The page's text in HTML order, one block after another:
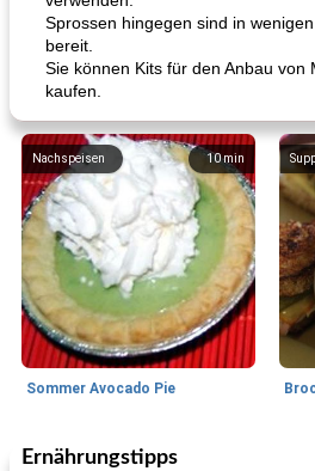
Sprossen hingegen sind in
bereit.
Sie können Kits für den Anbau von
kaufen.
10min
Nachspeisen
Sommer Avocado Pie
Kurs
Ernährungstipps